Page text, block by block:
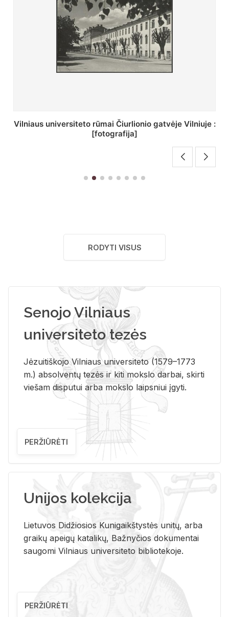
St. Batoro universiteto J. Pilsudskio kolegija :
[fotografija]
RODYTI VISUS
Senojo Vilniaus
universiteto tezės
Jėzuitiškojo Vilniaus universiteto (1579–1773
m.) absolventų tezės ir kiti mokslo darbai, skirti
viešam disputui arba mokslo laipsniui įgyti.
PERŽIŪRĖTI
Unijos kolekcija
Lietuvos Didžiosios Kunigaikštystės unitų, arba
graikų apeigų katalikų, Bažnyčios dokumentai
saugomi Vilniaus universiteto bibliotekoje.
PERŽIŪRĖTI